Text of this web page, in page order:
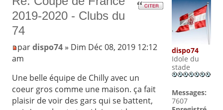
2019-2020 - Clubs du
74
pardispo74» Dim Déc 08, 2019 12:12
am
Une belle équipe de Chilly avec un
coeur gros comme une maison. ça fait
plaisir de voir des gars qui se battent,
dispo74
Idole du
stade
Messages:
7607